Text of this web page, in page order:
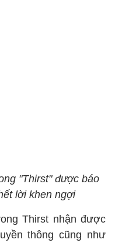
"Thirst" được báo
lời khen ngợi
Thirst nhận được
thông cũng như